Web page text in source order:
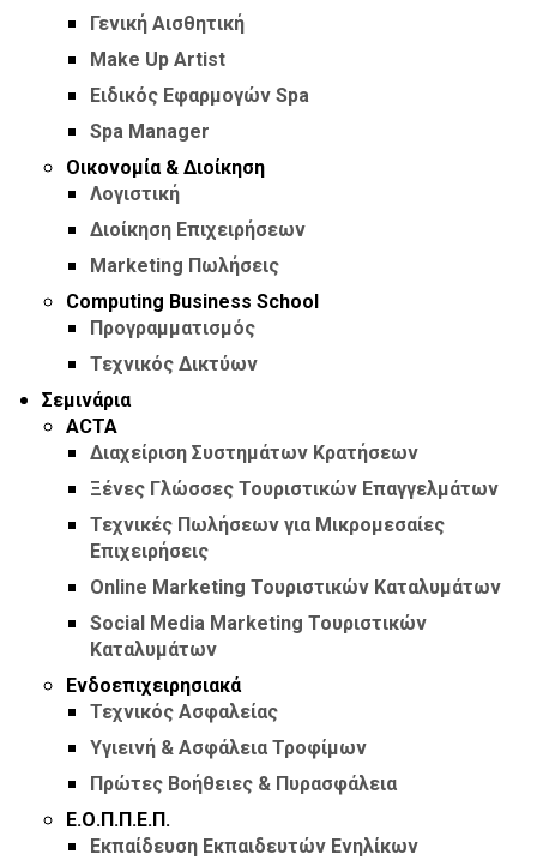
Γενική Αισθητική
Make Up Artist
Ειδικός Εφαρμογών Spa
Spa Manager
Οικονομία & Διοίκηση
Λογιστική
Διοίκηση Επιχειρήσεων
Marketing Πωλήσεις
Computing Business School
Προγραμματισμός
Τεχνικός Δικτύων
Σεμινάρια
ACTA
Διαχείριση Συστημάτων Κρατήσεων
Ξένες Γλώσσες Τουριστικών Επαγγελμάτων
Τεχνικές Πωλήσεων για Μικρομεσαίες
Επιχειρήσεις
Online Marketing Τουριστικών Καταλυμάτων
Social Media Marketing Τουριστικών
Καταλυμάτων
Ενδοεπιχειρησιακά
Τεχνικός Ασφαλείας
Υγιεινή & Ασφάλεια Τροφίμων
Πρώτες Βοήθειες & Πυρασφάλεια
Ε.Ο.Π.Π.Ε.Π.
Εκπαίδευση Εκπαιδευτών Ενηλίκων